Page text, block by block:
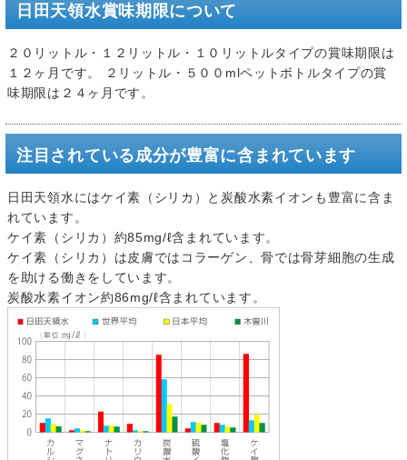
日田天領水賞味期限について
２０リットル・１２リットル・１０リットルタイプの賞味期限は
１２ヶ月です。 ２リットル・５００mlペットボトルタイプの賞
味期限は２４ヶ月です。
注目されている成分が豊富に含まれています
日田天領水にはケイ素（シリカ）と炭酸水素イオンも豊富に含ま
れています。
ケイ素（シリカ）約85mg/ℓ含まれています。
ケイ素（シリカ）は皮膚ではコラーゲン、骨では骨芽細胞の生成
を助ける働きをしています。
炭酸水素イオン約86mg/ℓ含まれています。